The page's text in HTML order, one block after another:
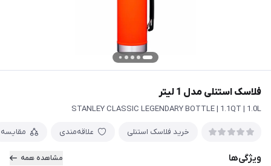
فلاسک استنلی مدل 1 لیتر
STANLEY CLASSIC LEGENDARY BOTTLE | 1.1QT | 1.0L
خرید فلاسک استنلی علاقه‌مندی مقایسه
ویژگی‌ها مشاهده همه